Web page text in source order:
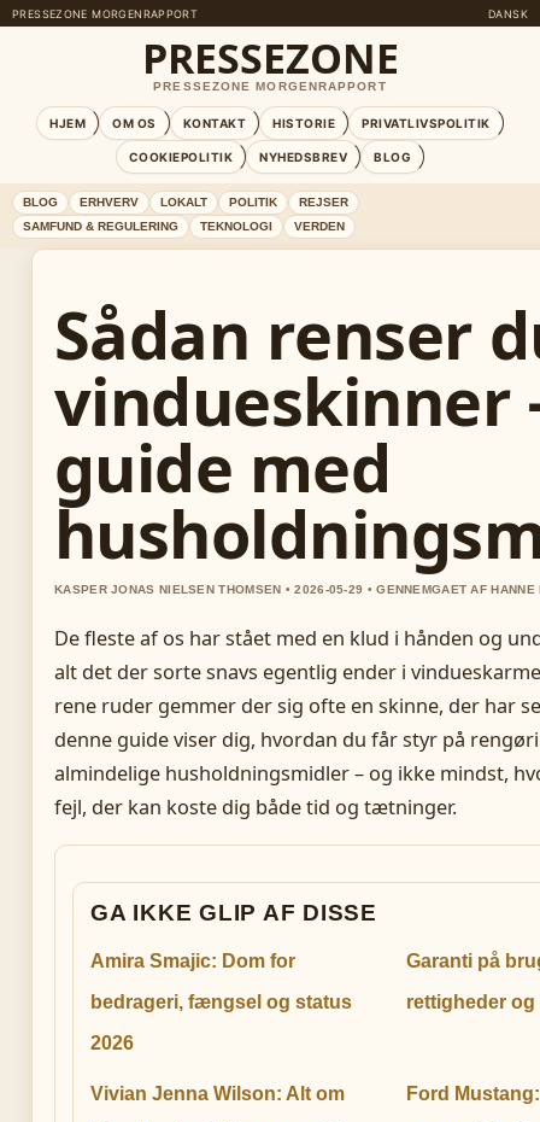
PRESSEZONE MORGENRAPPORT DANSK
PRESSEZONE
PRESSEZONE MORGENRAPPORT
HJEM OM OS KONTAKT HISTORIE PRIVATLIVSPOLITIK
COOKIEPOLITIK NYHEDSBREV BLOG
BLOG ERHVERV LOKALT POLITIK
REJSER
SAMFUND & REGULERING
TEKNOLOGI VERDEN
Sådan renser
vindueskinner
guide med
KASPER JONAS NIELSEN THOMSEN • 2026-05-29 • GENNEMGAET AF HANNE
De fleste af os har stået med en klud i hånden og
alt det der sorte snavs egentlig ender i
rene ruder gemmer der sig ofte en skinne, der har
denne guide viser dig, hvordan du får styr på
almindelige husholdningsmidler – og ikke mindst,
fejl, der kan koste dig både tid og tætninger.
GA IKKE GLIP AF DISSE
Amira Smajic: Dom for
bedrageri, fængsel og status
2026
Garanti på
rettigheder
Vivian Jenna Wilson: Alt om
Ford